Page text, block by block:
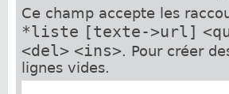
Ce champ accepte les
*liste [texte->url]
<del> <ins>. Pour créer
lignes vides.